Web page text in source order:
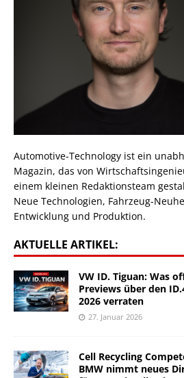
Automotive-Technology ist ein
Magazin, das von
einem kleinen Redaktionsteam
Neue Technologien, Fahrzeug-
Entwicklung und Produktion.
AKTUELLE ARTIKEL:
VW ID. Tiguan: Was
Previews über den
2026 verraten
27. Januar 2026
Cell Recycling
BMW nimmt neues